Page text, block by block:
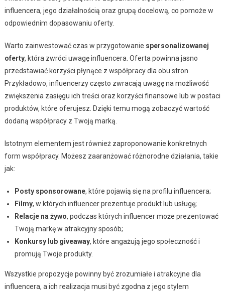
influencera, jego działalnością oraz grupą docelową, co pomoże w
odpowiednim dopasowaniu oferty.
Warto zainwestować czas w przygotowanie spersonalizowanej
oferty, która zwróci uwagę influencera. Oferta powinna jasno
przedstawiać korzyści płynące z współpracy dla obu stron.
Przykładowo, influencerzy często zwracają uwagę na możliwość
zwiększenia zasięgu ich treści oraz korzyści finansowe lub w postaci
produktów, które oferujesz. Dzięki temu mogą zobaczyć wartość
dodaną współpracy z Twoją marką.
Istotnym elementem jest również zaproponowanie konkretnych
form współpracy. Możesz zaaranżować różnorodne działania, takie
jak:
Posty sponsorowane, które pojawią się na profilu influencera;
Filmy, w których influencer prezentuje produkt lub usługę;
Relacje na żywo, podczas których influencer może prezentować
Twoją markę w atrakcyjny sposób;
Konkursy lub giveaway, które angażują jego społeczność i
promują Twoje produkty.
Wszystkie propozycje powinny być zrozumiałe i atrakcyjne dla
influencera, a ich realizacja musi być zgodna z jego stylem